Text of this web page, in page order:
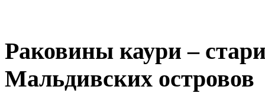
Раковины каури –
Мальдивских островов